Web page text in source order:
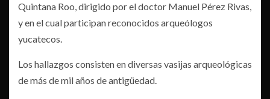
Quintana Roo, dirigido por el doctor Manuel Pérez Rivas,
y en el cual participan reconocidos arqueólogos
yucatecos.
Los hallazgos consisten en diversas vasijas arqueológicas
de más de mil años de antigüedad.